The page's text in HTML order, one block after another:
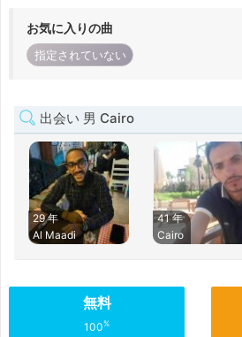
お気に入りの曲
指定されていない
出会い 男 Cairo
29 年
Al Maadi
41 年
Cairo
無料
100%